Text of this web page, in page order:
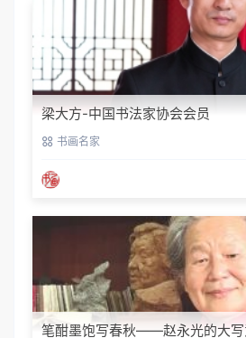
梁大方-中国书法家协会会员
书画名家
笔酣墨饱写春秋——赵永光的大写